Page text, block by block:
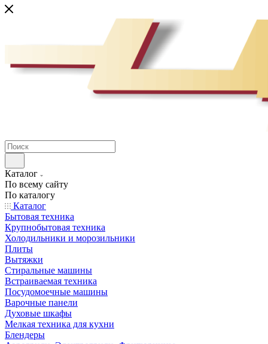
Каталог
По всему сайту
По каталогу
Каталог
Бытовая техника
Крупнобытовая техника
Холодильники и морозильники
Плиты
Вытяжки
Стиральные машины
Встраиваемая техника
Посудомоечные машины
Варочные панели
Духовые шкафы
Мелкая техника для кухни
Блендеры